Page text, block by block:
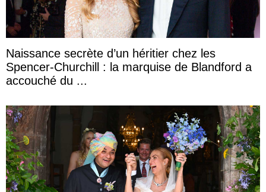
Naissance secrète d’un héritier chez les
Spencer-Churchill : la marquise de Blandford a
accouché du ...